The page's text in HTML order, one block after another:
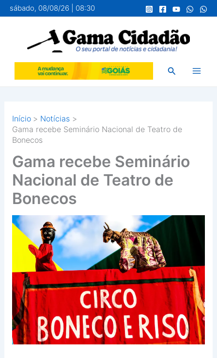
para
conteúdo
sábado, 08/08/26 | 08:30
Pesquisar
Início
Notícias
Gama recebe Seminário Nacional de Teatro de
Bonecos
Gama recebe Seminário
Nacional de Teatro de
Bonecos